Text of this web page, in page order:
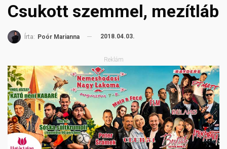
Csukott szemmel, mezítláb
Írta: Poór Marianna 2018.04.03.
Reklám